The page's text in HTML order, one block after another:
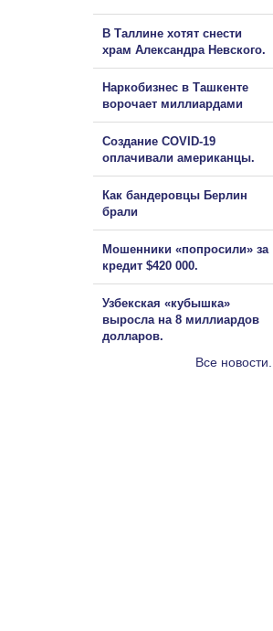
В Таллине хотят снести
храм Александра Невского.
Наркобизнес в Ташкенте
ворочает миллиардами
Создание COVID-19
оплачивали американцы.
Как бандеровцы Берлин
брали
Мошенники «попросили» за
кредит $420 000.
Узбекская «кубышка»
выросла на 8 миллиардов
долларов.
Все новости...